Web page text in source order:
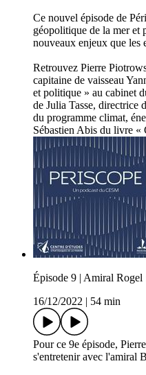
Ce nouvel épisode de
géopolitique de la mer et
nouveaux enjeux que les
Retrouvez Pierre
capitaine de vaisseau
et politique » au cabinet
de Julia Tasse, directrice
du programme climat,
Sébastien Abis du livre «
Épisode 9 | Amiral
16/12/2022
54 min
Pour ce 9e épisode,
s'entretenir avec l'amiral